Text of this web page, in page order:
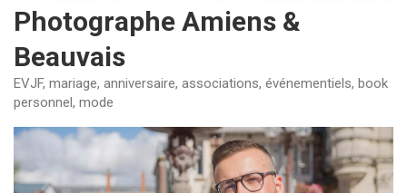
Photographe Amiens &
Beauvais
EVJF, mariage, anniversaire, associations, événementiels, book
personnel, mode